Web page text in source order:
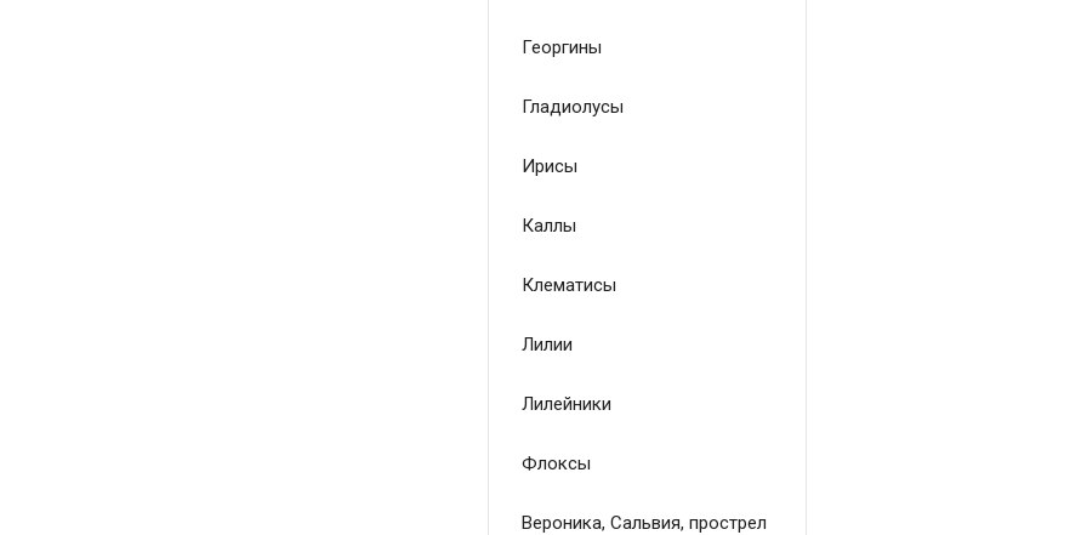
Георгины
Гладиолусы
Ирисы
Каллы
Клематисы
Лилии
Лилейники
Флоксы
Вероника, Сальвия, прострел